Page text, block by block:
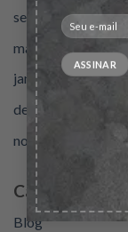
setembro 2020
maio 2020
janeiro 2020
dezembro 2019
novembro 2019
Categories
Blog